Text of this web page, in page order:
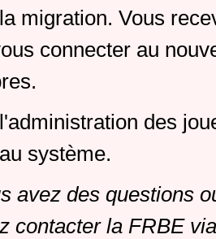
migration. Vous
connecter au
des
système.
avez des questions
contacter la FRBE